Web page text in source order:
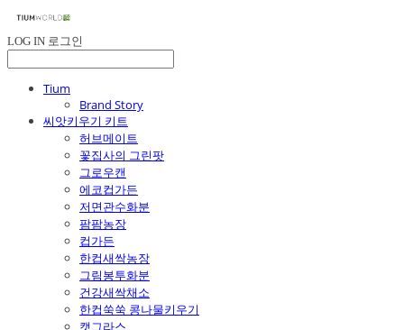
LOG IN 로그인
Tium
Brand Story
씨앗키우기 키트
허브메이트
꽃집사의 그린팟
그로우캔
에코컵가든
저면관수화분
팜팜농장
컵가든
한컵새싹농장
그림봉투화분
건강새싹채소
한컵쑥쑥 콩나물키우기